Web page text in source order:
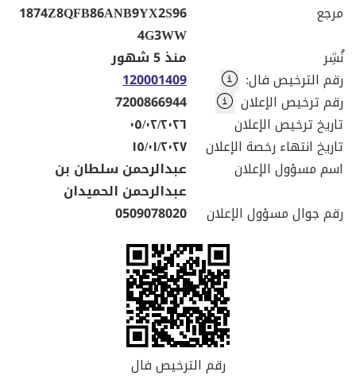
مرجع
1874Z8QFB86ANB9YX2S96
4G3WW
نُشِر
منذ 5 شهور
رقم الترخيص فال:
120001409
رقم ترخيص الإعلان
7200866944
تاريخ ترخيص الإعلان
٠٥/٠٢/٢٠٢٦
تاريخ انتهاء رخصة الإعلان
١٥/٠١/٢٠٢٧
اسم مسؤول الإعلان
عبدالرحمن سلطان بن
عبدالرحمن الحميدان
رقم جوال مسؤول الإعلان
0509078020
رقم الترخيص فال